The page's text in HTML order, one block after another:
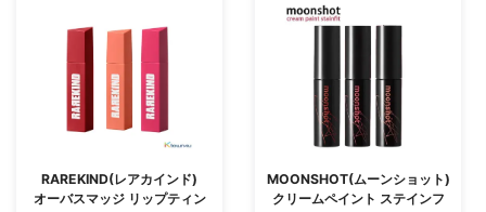
RAREKIND(レアカインド)
オーバスマッジ リップティン
MOONSHOT(ムーンショット)
クリームペイント ステインフ